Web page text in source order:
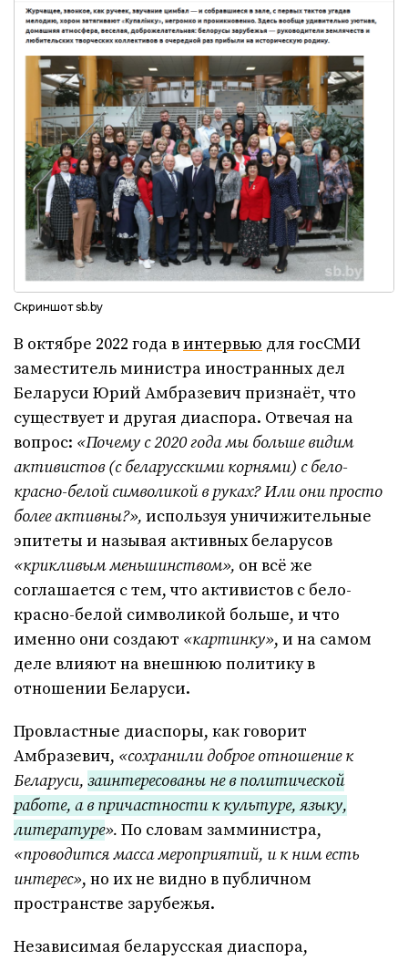
Скриншот sb.by
В октябре 2022 года винтервью для госСМИ
заместитель министра иностранных дел
Беларуси Юрий Амбразевич признаёт, что
существует и другая диаспора. Отвечая на
вопрос: «Почему с 2020 года мы больше видим
активистов (с беларусскими корнями) с бело-
красно-белой символикой в руках? Или они просто
более активны?», используя уничижительные
эпитеты и называя активных беларусов
«крикливым меньшинством», он всё же
соглашается с тем, что активистов с бело-
красно-белой символикой больше, и что
именно они создают «картинку», и на самом
деле влияют на внешнюю политику в
отношении Беларуси.
Провластные диаспоры, как говорит
Амбразевич, «сохранили доброе отношение к
Беларуси, заинтересованы не в политической
работе, а в причастности к культуре, языку,
литературе». По словам замминистра,
«проводится масса мероприятий, и к ним есть
интерес», но их не видно в публичном
пространстве зарубежья.
Независимая беларусская диаспора,